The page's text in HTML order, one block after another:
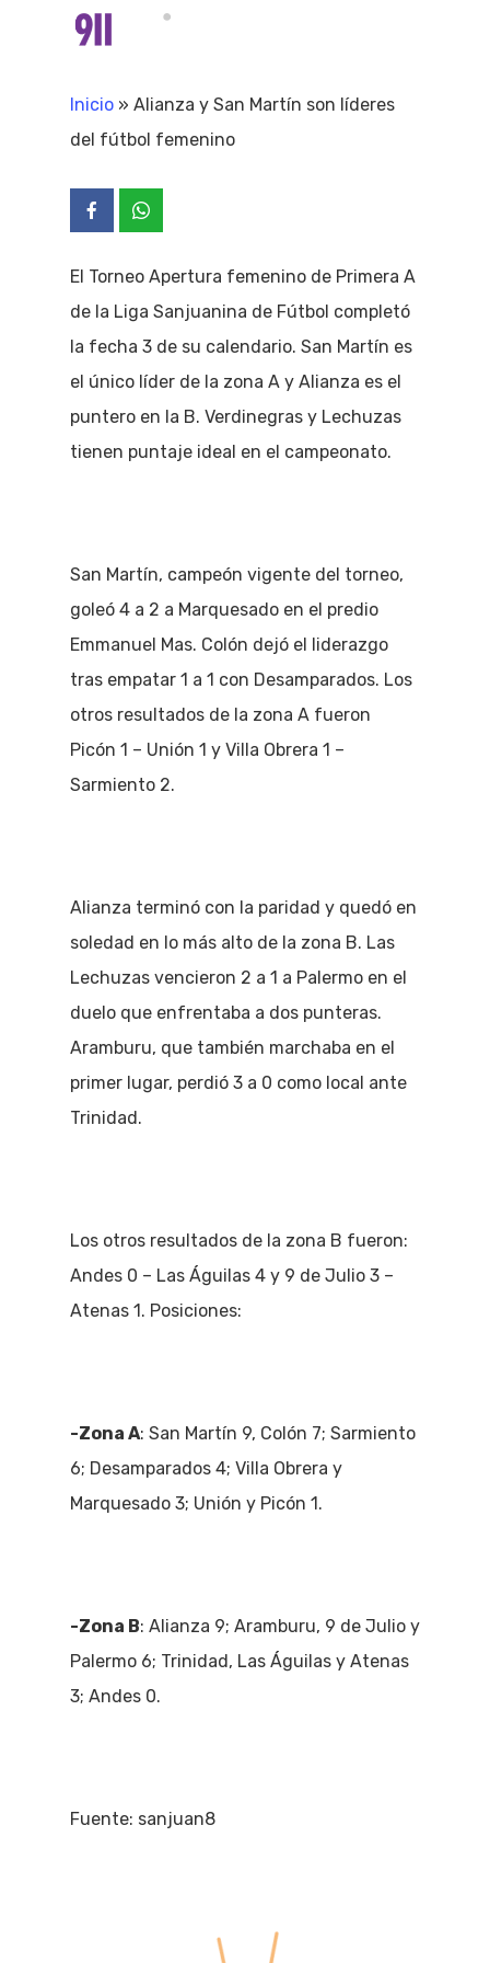
Inicio » Alianza y San Martín son líderes
del fútbol femenino
El Torneo Apertura femenino de Primera A
de la Liga Sanjuanina de Fútbol completó
la fecha 3 de su calendario. San Martín es
el único líder de la zona A y Alianza es el
puntero en la B. Verdinegras y Lechuzas
tienen puntaje ideal en el campeonato.
San Martín, campeón vigente del torneo,
goleó 4 a 2 a Marquesado en el predio
Emmanuel Mas. Colón dejó el liderazgo
tras empatar 1 a 1 con Desamparados. Los
otros resultados de la zona A fueron
Picón 1 – Unión 1 y Villa Obrera 1 –
Sarmiento 2.
Alianza terminó con la paridad y quedó en
soledad en lo más alto de la zona B. Las
Lechuzas vencieron 2 a 1 a Palermo en el
duelo que enfrentaba a dos punteras.
Aramburu, que también marchaba en el
primer lugar, perdió 3 a 0 como local ante
Trinidad.
Los otros resultados de la zona B fueron:
Andes 0 – Las Águilas 4 y 9 de Julio 3 –
Atenas 1. Posiciones:
-Zona A: San Martín 9, Colón 7; Sarmiento
6; Desamparados 4; Villa Obrera y
Marquesado 3; Unión y Picón 1.
-Zona B: Alianza 9; Aramburu, 9 de Julio y
Palermo 6; Trinidad, Las Águilas y Atenas
3; Andes 0.
Fuente: sanjuan8